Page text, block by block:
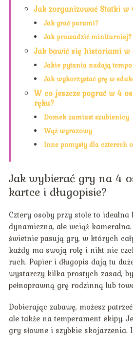
Jak zorganizować Statki w
Jak grać parami?
Jak prowadzić miniturniej?
Jak bawić się historiami w
Jakie pytania nadają
Jak wykorzystać grę w
W co jeszcze pograć w 4
ręku?
Domek zamiast szubienicy
Wąż wyrazowy
Inne pomysły dla czterech
Jak wybierać gry na 4
kartce i długopisie?
Cztery osoby przy stole to idealna
dynamiczna, ale wciąż
świetnie pasują gry, w których
każdy ma swoją rolę i nikt nie
ruch. Papier i długopis dają tu
wystarczy kilka prostych zasad,
pełnoprawną grę rodzinną lub
Dobierając zabawę, możesz
ale także na temperament ekipy.
gry słowne i szybkie